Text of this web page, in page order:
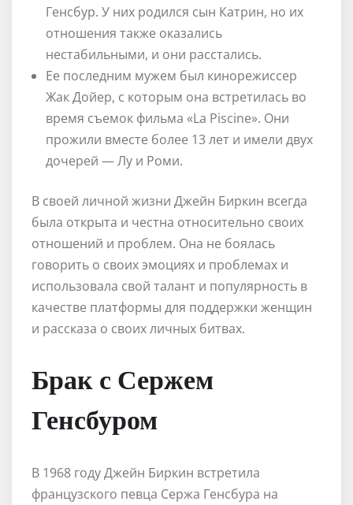
Генсбур. У них родился сын Катрин, но их
отношения также оказались
нестабильными, и они расстались.
Ее последним мужем был кинорежиссер
Жак Дойер, с которым она встретилась во
время съемок фильма «La Piscine». Они
прожили вместе более 13 лет и имели двух
дочерей — Лу и Роми.
В своей личной жизни Джейн Биркин всегда
была открыта и честна относительно своих
отношений и проблем. Она не боялась
говорить о своих эмоциях и проблемах и
использовала свой талант и популярность в
качестве платформы для поддержки женщин
и рассказа о своих личных битвах.
Брак с Сержем
Генсбуром
В 1968 году Джейн Биркин встретила
французского певца Сержа Генсбура на